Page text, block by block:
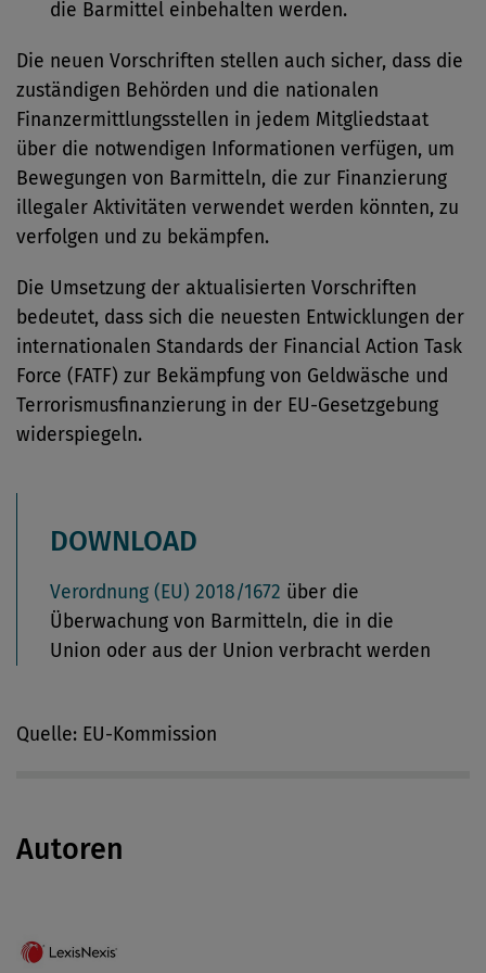
die Barmittel einbehalten werden.
Die neuen Vorschriften stellen auch sicher, dass die
zuständigen Behörden und die nationalen
Finanzermittlungsstellen in jedem Mitgliedstaat
über die notwendigen Informationen verfügen, um
Bewegungen von Barmitteln, die zur Finanzierung
illegaler Aktivitäten verwendet werden könnten, zu
verfolgen und zu bekämpfen.
Die Umsetzung der aktualisierten Vorschriften
bedeutet, dass sich die neuesten Entwicklungen der
internationalen Standards der Financial Action Task
Force (FATF) zur Bekämpfung von Geldwäsche und
Terrorismusfinanzierung in der EU-Gesetzgebung
widerspiegeln.
DOWNLOAD
Verordnung (EU) 2018/1672 über die
Überwachung von Barmitteln, die in die
Union oder aus der Union verbracht werden
Quelle: EU-Kommission
Autoren